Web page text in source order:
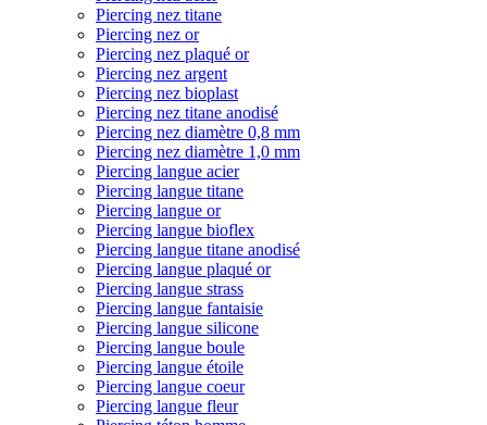
Piercing nez titane
Piercing nez or
Piercing nez plaqué or
Piercing nez argent
Piercing nez bioplast
Piercing nez titane anodisé
Piercing nez diamètre 0,8 mm
Piercing nez diamètre 1,0 mm
Piercing langue acier
Piercing langue titane
Piercing langue or
Piercing langue bioflex
Piercing langue titane anodisé
Piercing langue plaqué or
Piercing langue strass
Piercing langue fantaisie
Piercing langue silicone
Piercing langue boule
Piercing langue étoile
Piercing langue coeur
Piercing langue fleur